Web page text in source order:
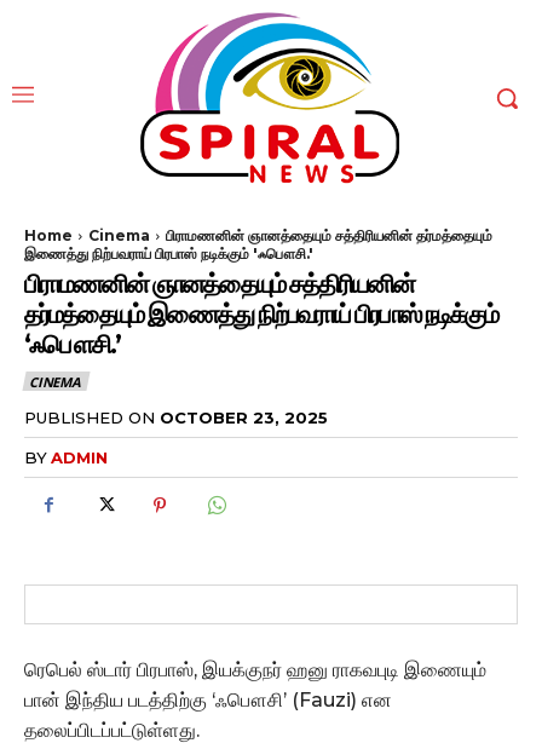
Home Cinema
பிராமணனின் ஞானத்தையும் சத்திரியனின் தர்மத்தையும்
இணைத்து நிற்பவராய் பிரபாஸ் நடிக்கும் 'ஃபௌசி.'
பிராமணனின் ஞானத்தையும் சத்திரியனின்
தர்மத்தையும் இணைத்து நிற்பவராய் பிரபாஸ் நடிக்கும்
‘ஃபௌசி.’
CINEMA
PUBLISHED ON OCTOBER 23, 2025
BYADMIN
ரெபெல் ஸ்டார் பிரபாஸ், இயக்குநர் ஹனு ராகவபுடி இணையும்
பான் இந்திய படத்திற்கு ‘ஃபௌசி’ (Fauzi) என
தலைப்பிடப்பட்டுள்ளது.